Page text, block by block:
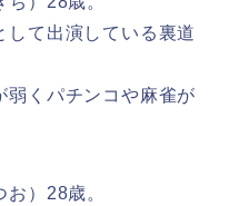
して出演している裏道
弱くパチンコや麻雀が
）28歳。